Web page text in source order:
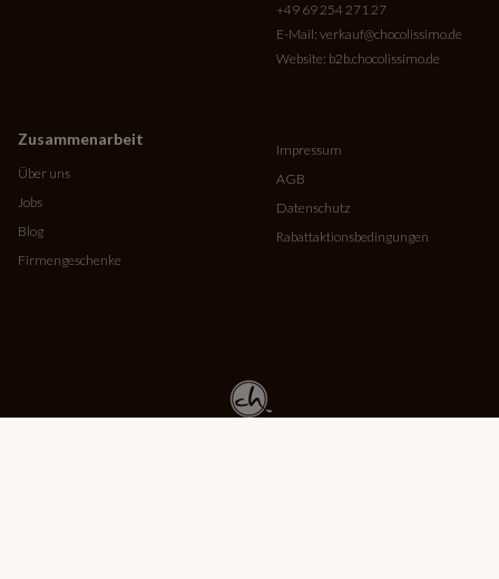
Zusammenarbeit
Über uns
Jobs
Blog
Firmengeschenke
+49 69 254 271 27
E-Mail: verkauf@chocolissimo.de
Website: b2b.chocolissimo.de
Impressum
AGB
Datenschutz
Rabattaktionsbedingungen